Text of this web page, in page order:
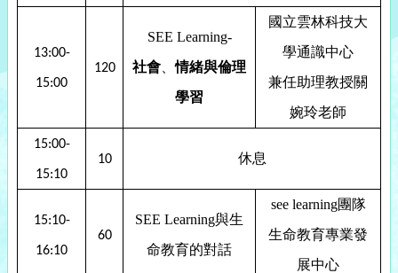
13:00-
15:00
120
SEE Learning-
社會 、情緒與倫理
學習
國立雲林科技大
學通識中心
兼任助理教授關
婉玲老師
15:00-
15:10
10 休息
15:10-
16:10
60
SEE Learning與生
命教育的對話
see learning團隊
生命教育專業發
展中心